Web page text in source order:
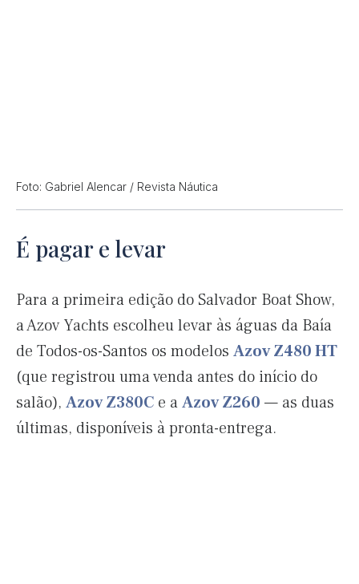
Foto: Gabriel Alencar / Revista Náutica
É pagar e levar
Para a primeira edição do Salvador Boat Show,
a Azov Yachts escolheu levar às águas da Baía
de Todos-os-Santos os modelos Azov Z480 HT
(que registrou uma venda antes do início do
salão), Azov Z380C e aAzov Z260 — as duas
últimas, disponíveis à pronta-entrega.